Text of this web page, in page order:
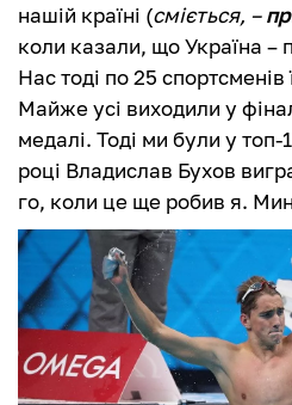
нашій країні (сміється, –
коли казали, що Україна –
Нас тоді по 25
Майже усі виходили у
медалі. Тоді ми були у топ-
році Владислав Бухов
го, коли це ще робив я.